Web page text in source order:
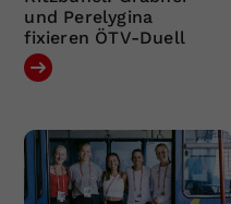
und Perelygina
fixieren ÖTV-Duell